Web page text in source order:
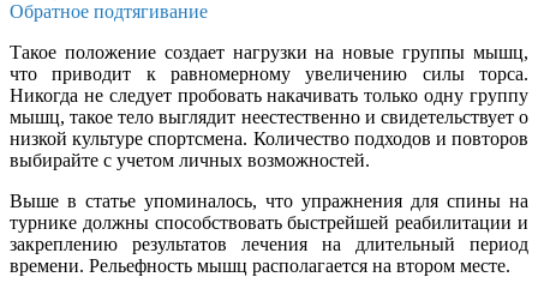
Обратное подтягивание
Такое положение создает нагрузки на новые группы мышц,
что приводит к равномерному увеличению силы торса.
Никогда не следует пробовать накачивать только одну группу
мышц, такое тело выглядит неестественно и свидетельствует о
низкой культуре спортсмена. Количество подходов и повторов
выбирайте с учетом личных возможностей.
Выше в статье упоминалось, что упражнения для спины на
турнике должны способствовать быстрейшей реабилитации и
закреплению результатов лечения на длительный период
времени. Рельефность мышц располагается на втором месте.